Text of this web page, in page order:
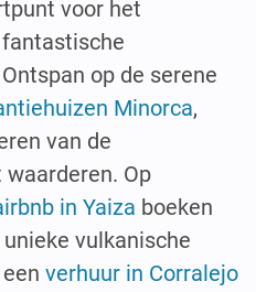
voor het
op de serene
Minorca,
van de
Op
in Yaiza boeken
vulkanische
verhuur in Corralejo